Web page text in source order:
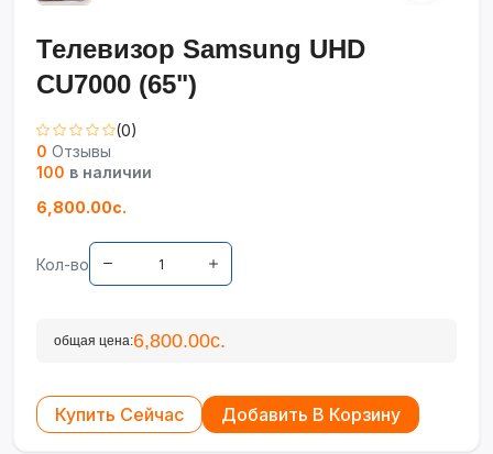
Телевизор Samsung UHD
CU7000 (65")
(0)
0 Отзывы
100 в наличии
6,800.00с.
Кол-во
общая цена:6,800.00с.
Купить Сейчас Добавить В Корзину